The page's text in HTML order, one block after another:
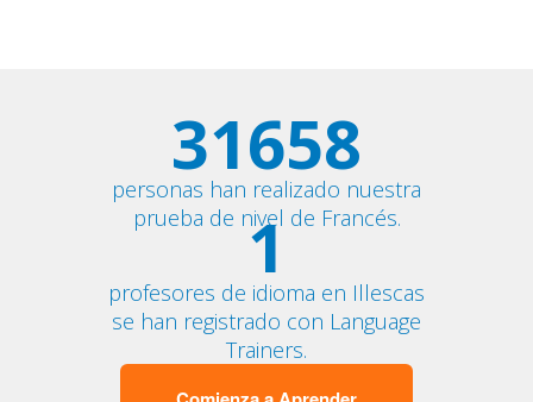
31658
personas han realizado nuestra
prueba de nivel de Francés.
1
profesores de idioma en Illescas
se han registrado con Language
Trainers.